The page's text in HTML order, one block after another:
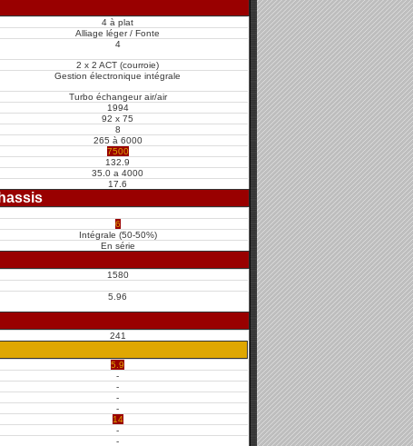
4 à plat
Alliage léger / Fonte
4
2 x 2 ACT (courroie)
Gestion électronique intégrale
Turbo échangeur air/air
1994
92 x 75
8
265 à 6000
7500
132.9
35.0 a 4000
17.6
6
Intégrale (50-50%)
En série
1580
5.96
241
5.9
-
-
-
-
14
-
-